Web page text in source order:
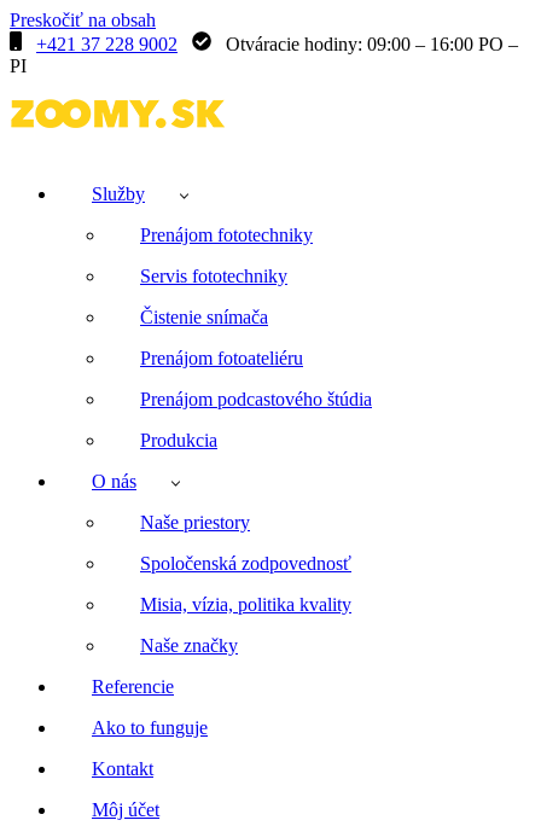
Preskočiť na obsah
+421 37 228 9002
Otváracie hodiny: 09:00 – 16:00 PO –
PI
Služby
Prenájom fototechniky
Servis fototechniky
Čistenie snímača
Prenájom fotoateliéru
Prenájom podcastového štúdia
Produkcia
O nás
Naše priestory
Spoločenská zodpovednosť
Misia, vízia, politika kvality
Naše značky
Referencie
Ako to funguje
Kontakt
Môj účet